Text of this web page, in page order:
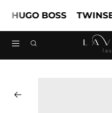
HUGO BOSS TWINSET